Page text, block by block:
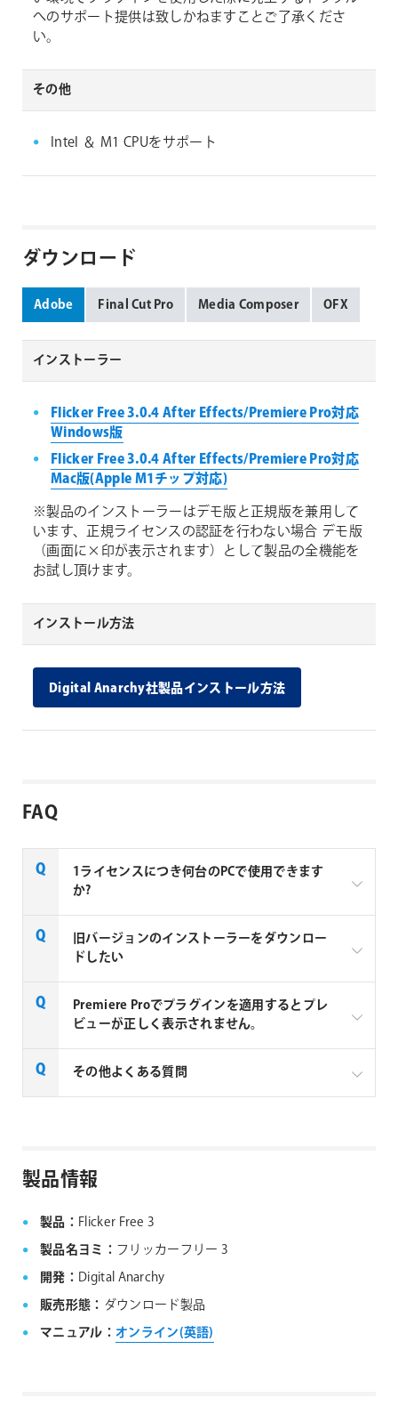
へのサポート提供は致しかねますことご了承くださ
い。
その他
Intel ＆ M1 CPUをサポート
ダウンロード
Adobe Final Cut Pro Media Composer OFX
インストーラー
Flicker Free 3.0.4 After Effects/Premiere Pro対応
Windows版
Flicker Free 3.0.4 After Effects/Premiere Pro対応
Mac版(Apple M1チップ対応)
※製品のインストーラーはデモ版と正規版を兼用して
います、正規ライセンスの認証を行わない場合 デモ版
（画面に×印が表示されます）として製品の全機能を
お試し頂けます。
インストール方法
Digital Anarchy社製品インストール方法
FAQ
1ライセンスにつき何台のPCで使用できます
か?
Digital Anarchy社製品は、1ライセンスにつき、1台の
コンピューターで使用いただけます。インストール
されますが、2台のマシンで同時に使用することは許
可されておりません。
旧バージョンのインストーラーをダウンロー
ドしたい
下記リンクより旧バージョンのインストーラーをダウ
ンロードしてください。
Digital Anarchy 社製品 旧バージョンインストーラー
Premiere Proでプラグインを適用するとプレ
ビューが正しく表示されません。
Premiere Proでプラグイン利用時、プレビューが正し
③ アンイストール後、SHIFTキーを推しながら
Premiere Proを起動し、プラグインキャッシュをリセ
④ 起動したPremiere Proを終了します。
⑤ 製品ページから最新版のインストーラーをダウン
ロードして再インストールします。
⑥ Premiere Proを再起動してプラグインを動作を確
認してください。
その他よくある質問
製品情報
製品： Flicker Free 3
製品名ヨミ： フリッカーフリー 3
開発： Digital Anarchy
販売形態： ダウンロード製品
マニュアル： オンライン(英語)